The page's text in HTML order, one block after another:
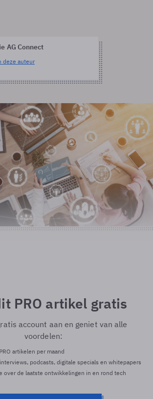
AG Connect
deze auteur
PRO artikel gratis
account aan en geniet van alle
voordelen:
artikelen per maand
podcasts, digitale specials en whitepapers
over de laatste ontwikkelingen in en rond tech